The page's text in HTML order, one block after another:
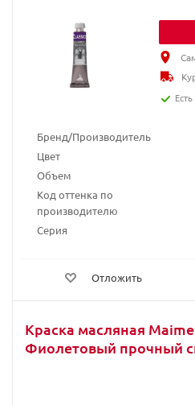
Бренд/Производитель
Цвет
Объем
Код оттенка по
производителю
Серия
Отложить
Краска масляная
Фиолетовый прочный